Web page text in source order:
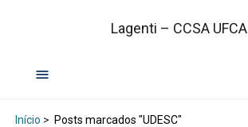
Lagenti – CCSA UFCA
Início > Posts marcados "UDESC"